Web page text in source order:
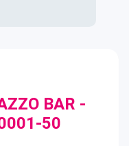
BAR -
50